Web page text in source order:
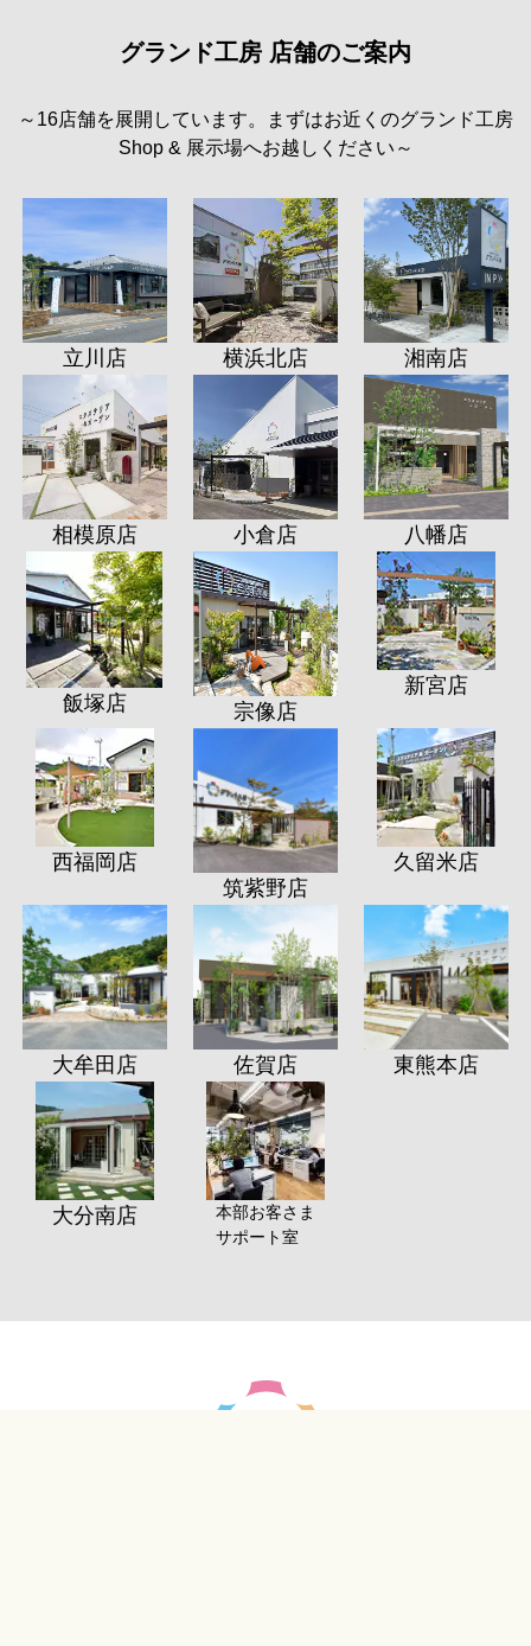
グランド工房 店舗のご案内
～16店舗を展開しています。まずはお近くのグランド工房
Shop & 展示場へお越しください～
立川店 横浜北店 湘南店
相模原店 小倉店 八幡店
飯塚店 宗像店
新宮店
西福岡店
筑紫野店
久留米店
大牟田店 佐賀店 東熊本店
大分南店
本部お客さま
サポート室